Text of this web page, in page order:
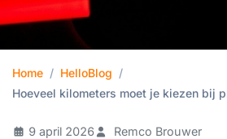
Home
HelloBlog
Hoeveel kilometers moet je kiezen bij
9 april 2026 Remco Brouwer